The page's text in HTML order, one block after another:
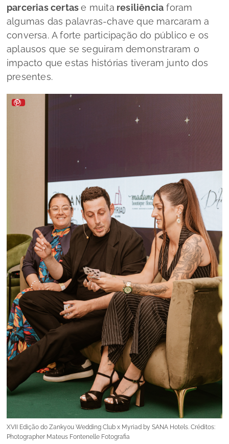
parcerias certase muita resiliência foram
algumas das palavras-chave que marcaram a
conversa. A forte participação do público e os
aplausos que se seguiram demonstraram o
impacto que estas histórias tiveram junto dos
presentes.
XVII Edição do Zankyou Wedding Club x Myriad by SANA Hotels. Créditos:
Photographer Mateus Fontenelle Fotografia